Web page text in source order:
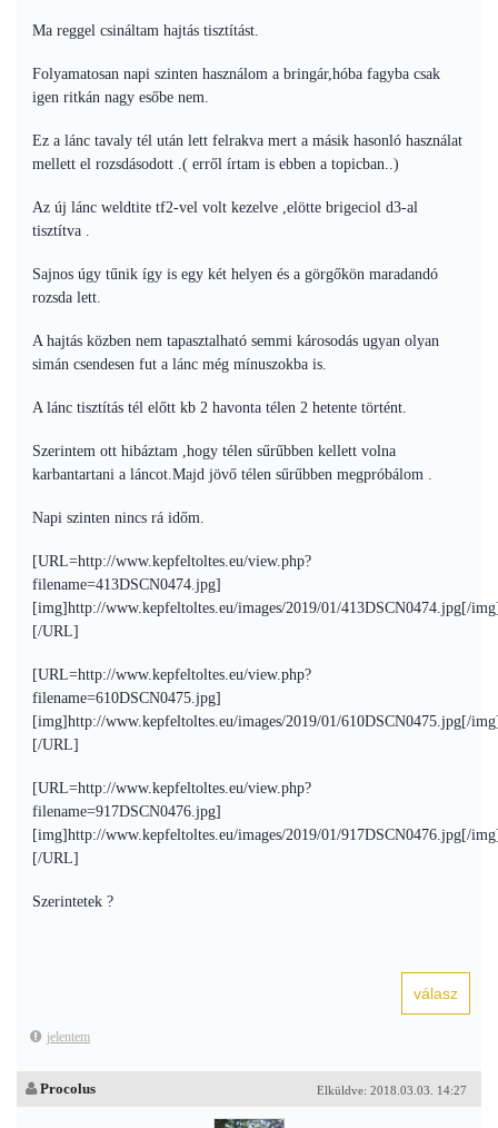
Ma reggel csináltam hajtás tisztítást.
Folyamatosan napi szinten használom a bringár,hóba fagyba csak
igen ritkán nagy esőbe nem.
Ez a lánc tavaly tél után lett felrakva mert a másik hasonló használat
mellett el rozsdásodott .( erről írtam is ebben a topicban..)
Az új lánc weldtite tf2-vel volt kezelve ,elötte brigeciol d3-al
tisztítva .
Sajnos úgy tűnik így is egy két helyen és a görgőkön maradandó
rozsda lett.
A hajtás közben nem tapasztalható semmi károsodás ugyan olyan
simán csendesen fut a lánc még mínuszokba is.
A lánc tisztítás tél előtt kb 2 havonta télen 2 hetente történt.
Szerintem ott hibáztam ,hogy télen sűrűbben kellett volna
karbantartani a láncot.Majd jövő télen sűrűbben megpróbálom .
Napi szinten nincs rá időm.
[URL=http://www.kepfeltoltes.eu/view.php?
filename=413DSCN0474.jpg]
[img]http://www.kepfeltoltes.eu/images/2019/01/413DSCN0474.jpg[/
[/URL]
[URL=http://www.kepfeltoltes.eu/view.php?
filename=610DSCN0475.jpg]
[img]http://www.kepfeltoltes.eu/images/2019/01/610DSCN0475.jpg[/
[/URL]
[URL=http://www.kepfeltoltes.eu/view.php?
filename=917DSCN0476.jpg]
[img]http://www.kepfeltoltes.eu/images/2019/01/917DSCN0476.jpg[/
[/URL]
Szerintetek ?
jelentem
Elküldve: 2018.03.03. 14:27
Procolus